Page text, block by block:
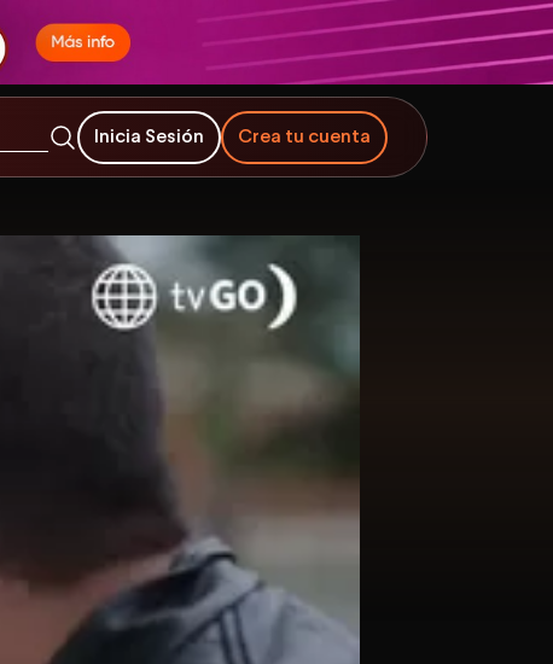
Inicia Sesión Crea tu cuenta